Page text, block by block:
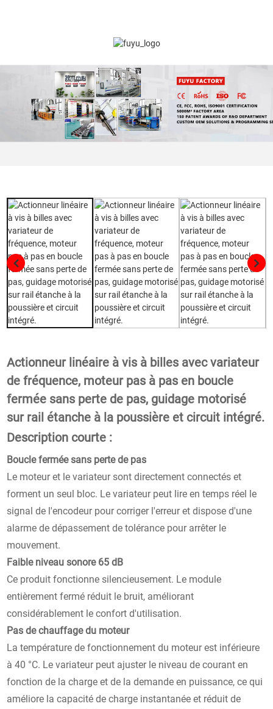
Actionneur linéaire à vis à billes avec variateur
de fréquence, moteur pas à pas en boucle
fermée sans perte de pas, guidage motorisé
sur rail étanche à la poussière et circuit intégré.
Description courte :
Boucle fermée sans perte de pas
Le moteur et le variateur sont directement connectés et
forment un seul bloc. Le variateur peut lire en temps réel le
signal de l'encodeur pour corriger l'erreur et dispose d'une
alarme de dépassement de tolérance pour arrêter le
mouvement.
Faible niveau sonore 65 dB
Ce produit fonctionne silencieusement. Le module
entièrement fermé réduit le bruit, améliorant
considérablement le confort d'utilisation.
Pas de chauffage du moteur
La température de fonctionnement du moteur est inférieure
à 40 °C. Le variateur peut ajuster le niveau de courant en
fonction de la charge et de la demande en puissance, ce qui
améliore la capacité de charge instantanée et réduit de